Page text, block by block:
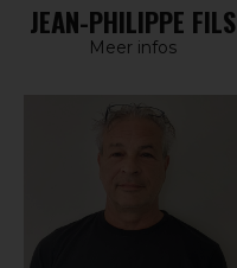
JEAN-PHILIPPE FILS
Meer infos